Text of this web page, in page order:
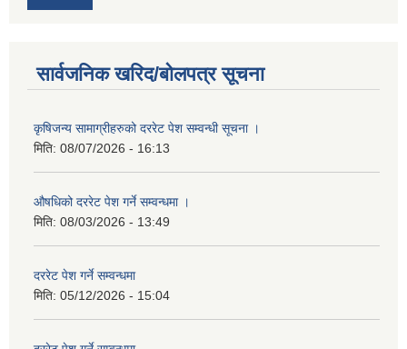
सार्वजनिक खरिद/बोलपत्र सूचना
कृषिजन्य सामाग्रीहरुको दररेट पेश सम्वन्धी सूचना ।
मिति: 08/07/2026 - 16:13
औषधिको दररेट पेश गर्ने सम्वन्धमा ।
मिति: 08/03/2026 - 13:49
दररेट पेश गर्ने सम्वन्धमा
मिति: 05/12/2026 - 15:04